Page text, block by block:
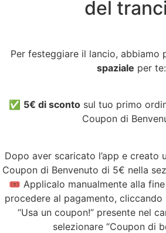
del
Per festeggiare il lancio, abbiamo
spaziale per te:
✅ 5€ di scontosul tuo primo
Coupon di
Dopo aver scaricato l’app e creato
Coupon di Benvenuto di 5€ nella
🎟️ Applicalo manualmente alla fine
procedere al pagamento,
“Usa un coupon!” presente nel
selezionare “Coupon di